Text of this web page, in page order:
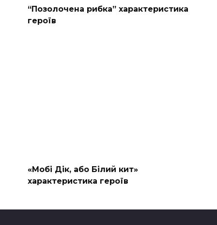
“Позолочена рибка” характеристика
героїв
«Мобі Дік, або Білий кит»
характеристика героїв